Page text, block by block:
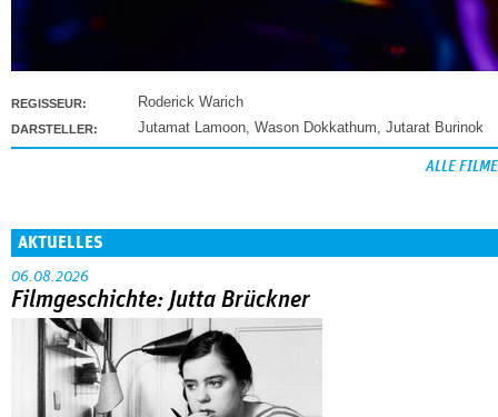
REGISSEUR: Roderick Warich
DARSTELLER: Jutamat Lamoon, Wason Dokkathum, Jutarat Burinok
ALLE FILME
AKTUELLES
06.08.2026
Filmgeschichte: Jutta Brückner